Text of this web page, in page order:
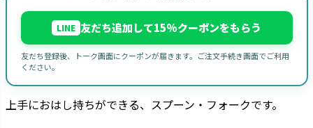
LINE 友だち追加して15%クーポンをもらう
友だち登録後、トーク画面にクーポンが届きます。ご注文手続き画面でご利用
ください。
上手におはし持ちができる、スプーン・フォークです。